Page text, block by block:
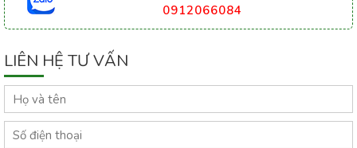
0912066084
LIÊN HỆ TƯ VẤN